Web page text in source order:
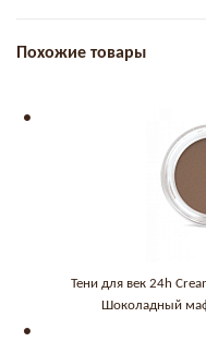
Похожие товары
Тени для век 24h
Шоколадный